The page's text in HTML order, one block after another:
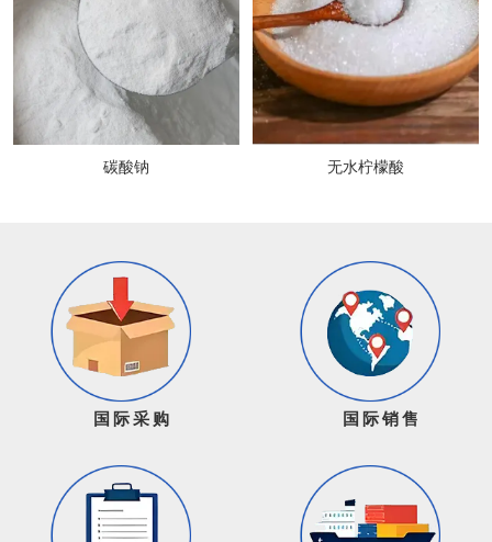
碳酸钠 无水柠檬酸
国际采购 国际销售